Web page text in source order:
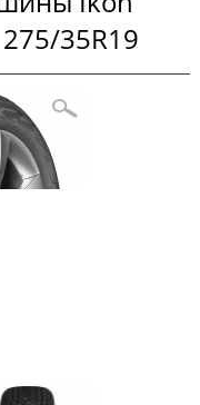
35R19